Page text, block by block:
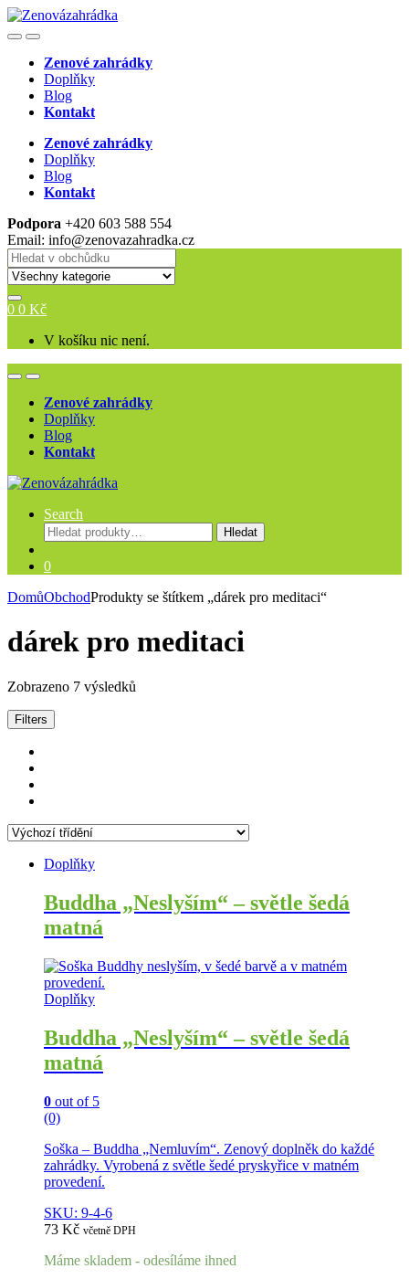
Skip
to
Skip
to
OpenClose
Zenové zahrádky
Doplňky
Blog
Kontakt
Zenové zahrádky
Doplňky
Blog
Kontakt
Podpora +420 603 588 554
Email: info@zenovazahradka.cz
Search
for:
0 0 Kč
V košíku nic není.
OpenClose
Zenové zahrádky
Doplňky
Blog
Kontakt
Search
Hledat:
Hledat
0
DomůObchodProdukty se štítkem „dárek pro meditaci“
dárek pro meditaci
Zobrazeno 7 výsledků
Filters
Doplňky
Buddha „Neslyším“ – světle šedá
matná
Doplňky
Buddha „Neslyším“ – světle šedá
matná
0 out of 5
(0)
Soška – Buddha „Nemluvím“. Zenový doplněk do každé
zahrádky. Vyrobená z světle šedé pryskyřice v matném
provedení.
SKU: 9-4-6
73 Kč včetně DPH
Máme skladem - odesíláme ihned